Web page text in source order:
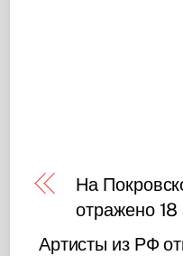
На
отражено
Артисты из РФ